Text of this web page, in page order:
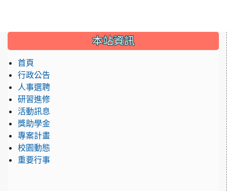
::: 本站資訊
首頁
行政公告
人事選聘
研習進修
活動訊息
獎助學金
專案計畫
校園動態
重要行事